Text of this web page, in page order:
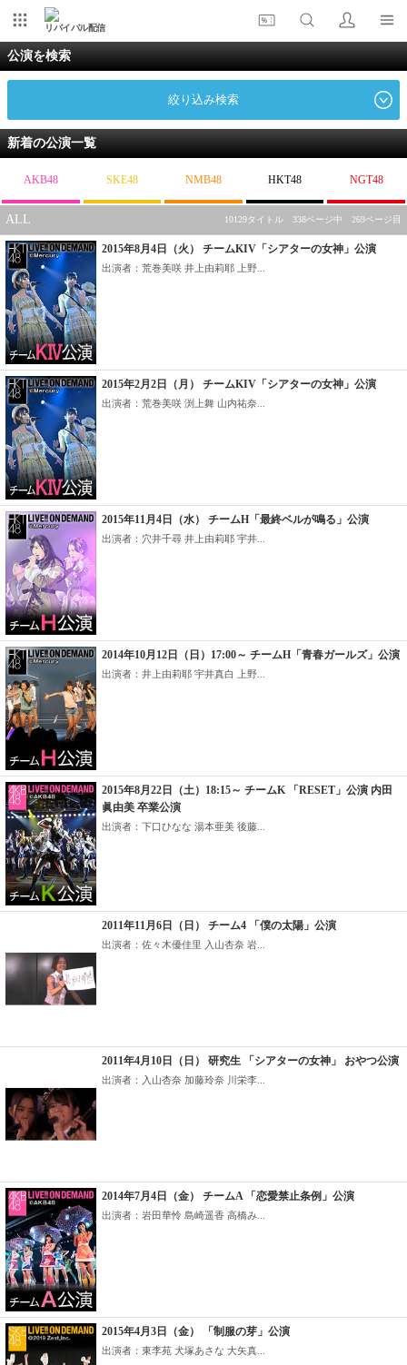
リバイバル配信
公演を検索
絞り込み検索
新着の公演一覧
AKB48 SKE48 NMB48 HKT48 NGT48
ALL 10129タイトル 338ページ中 269ページ目
2015年8月4日（火） チームKIV「シアターの女神」公演
出演者：荒巻美咲 井上由莉耶 上野...
2015年2月2日（月） チームKIV「シアターの女神」公演
出演者：荒巻美咲 渕上舞 山内祐奈...
2015年11月4日（水） チームH「最終ベルが鳴る」公演
出演者：穴井千尋 井上由莉耶 宇井...
2014年10月12日（日）17:00～ チームH「青春ガールズ」公演
出演者：井上由莉耶 宇井真白 上野...
2015年8月22日（土）18:15～ チームK 「RESET」公演 内田
眞由美 卒業公演
出演者：下口ひなな 湯本亜美 後藤...
2011年11月6日（日） チーム4 「僕の太陽」公演
出演者：佐々木優佳里 入山杏奈 岩...
2011年4月10日（日） 研究生 「シアターの女神」 おやつ公演
出演者：入山杏奈 加藤玲奈 川栄李...
2014年7月4日（金） チームA 「恋愛禁止条例」公演
出演者：岩田華怜 島崎遥香 高橋み...
2015年4月3日（金） 「制服の芽」公演
出演者：東李苑 犬塚あさな 大矢真...